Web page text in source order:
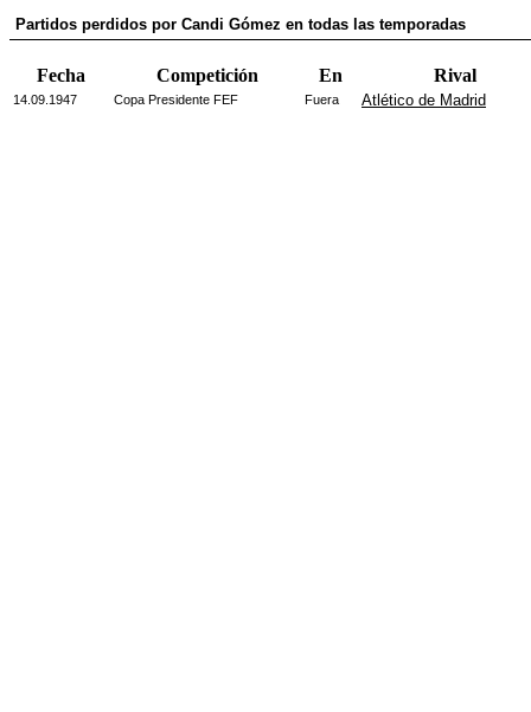
Partidos perdidos por Candi Gómez en todas las temporadas
Fecha Competición En Rival
14.09.1947 Copa Presidente FEF Fuera Atlético de Madrid